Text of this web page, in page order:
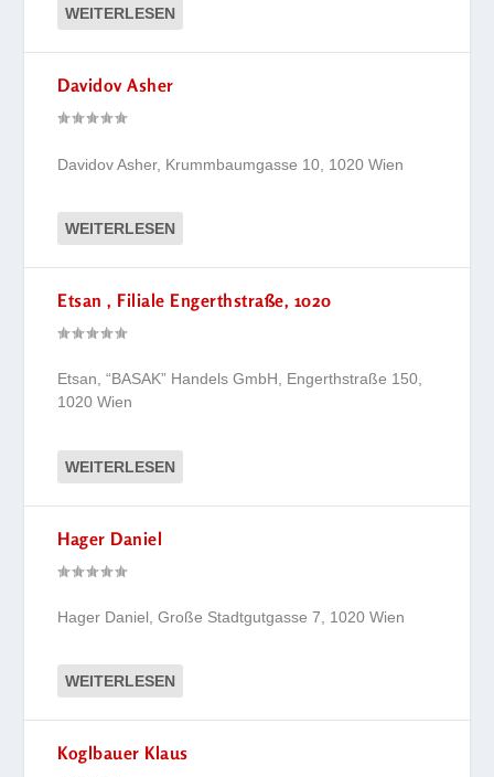
WEITERLESEN
Davidov Asher
Davidov Asher, Krummbaumgasse 10, 1020 Wien
WEITERLESEN
Etsan , Filiale Engerthstraße, 1020
Etsan, “BASAK” Handels GmbH, Engerthstraße 150,
1020 Wien
WEITERLESEN
Hager Daniel
Hager Daniel, Große Stadtgutgasse 7, 1020 Wien
WEITERLESEN
Koglbauer Klaus